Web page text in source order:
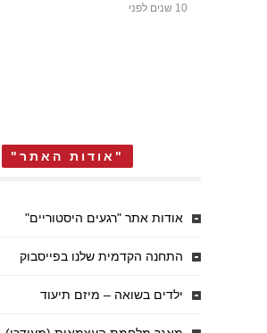
10 שנים לפני
"אודות האתר"
אודות אתר "רגעים היסטוריים"
התחנה הקדמית שלנו בפייסבוק
ילדים בשואה – מיזם תיעוד